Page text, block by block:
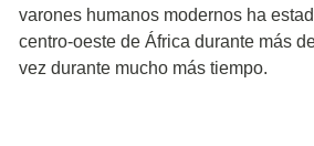
varones humanos modernos ha
centro-oeste de África durante más
vez durante mucho más tiempo.